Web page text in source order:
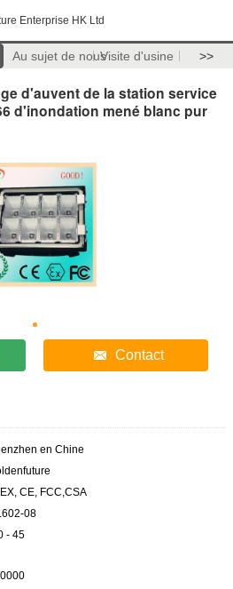
Enterprise HK Ltd
Au sujet de nousVisite d'usine >>
d'auvent de la station service
d'inondation mené blanc pur
Contact
en Chine
CE, FCC,CSA
08
- 45